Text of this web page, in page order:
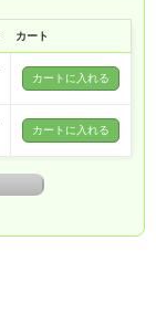
カート